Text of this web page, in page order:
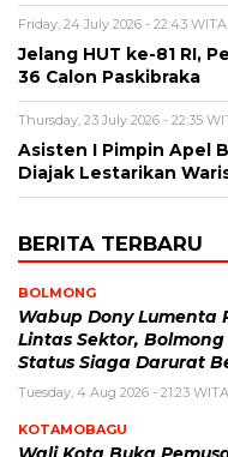
Friday, 24 July 2026 - 22:43 WITA
Jelang HUT ke-81 RI,
36 Calon Paskibraka
Thursday, 23 July 2026 - 22:35
Asisten I Pimpin Apel
Diajak Lestarikan
BERITA TERBARU
BOLMONG
Wabup Dony Lumenta
Lintas Sektor,
Status Siaga Darurat
Tuesday, 4 Aug 2026 - 21:23 WITA
KOTAMOBAGU
Wali Kota Buka